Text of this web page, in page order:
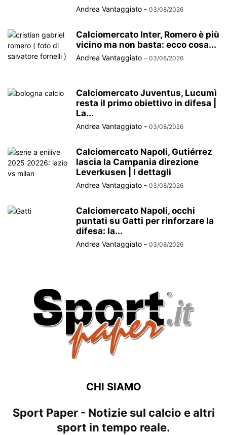
Andrea Vantaggiato - 03/08/2026
Calciomercato Inter, Romero è più
vicino ma non basta: ecco cosa...
Andrea Vantaggiato - 03/08/2026
Calciomercato Juventus, Lucumì
resta il primo obiettivo in difesa |
La...
Andrea Vantaggiato - 03/08/2026
Calciomercato Napoli, Gutiérrez
lascia la Campania direzione
Leverkusen | I dettagli
Andrea Vantaggiato - 03/08/2026
Calciomercato Napoli, occhi
puntati su Gatti per rinforzare la
difesa: la...
Andrea Vantaggiato - 03/08/2026
CHI SIAMO
Sport Paper - Notizie sul calcio e altri
sport in tempo reale.